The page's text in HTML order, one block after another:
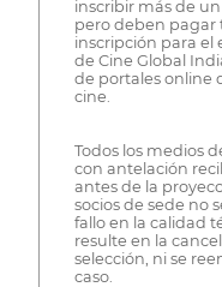
inscribir más de
pero deben pagar
inscripción para el
de Cine Global
de portales online
cine.
Todos los medios
con antelación
antes de la
socios de sede no
fallo en la calidad
resulte en la
selección, ni se
caso.